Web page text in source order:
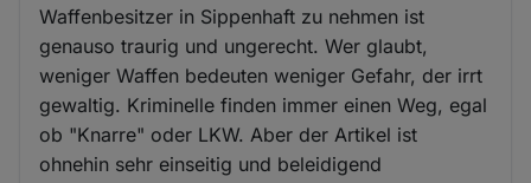
Waffenbesitzer in Sippenhaft zu nehmen ist
genauso traurig und ungerecht. Wer glaubt,
weniger Waffen bedeuten weniger Gefahr, der irrt
gewaltig. Kriminelle finden immer einen Weg, egal
ob "Knarre" oder LKW. Aber der Artikel ist
ohnehin sehr einseitig und beleidigend